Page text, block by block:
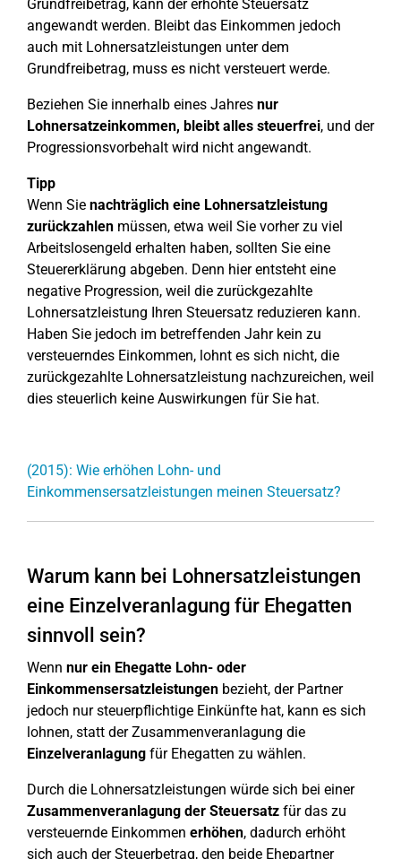
Grundfreibetrag, kann der erhöhte Steuersatz
angewandt werden. Bleibt das Einkommen jedoch
auch mit Lohnersatzleistungen unter dem
Grundfreibetrag, muss es nicht versteuert werde.
Beziehen Sie innerhalb eines Jahres nur
Lohnersatzeinkommen, bleibt alles steuerfrei, und der
Progressionsvorbehalt wird nicht angewandt.
Tipp
Wenn Sie nachträglich eine Lohnersatzleistung
zurückzahlen müssen, etwa weil Sie vorher zu viel
Arbeitslosengeld erhalten haben, sollten Sie eine
Steuererklärung abgeben. Denn hier entsteht eine
negative Progression, weil die zurückgezahlte
Lohnersatzleistung Ihren Steuersatz reduzieren kann.
Haben Sie jedoch im betreffenden Jahr kein zu
versteuerndes Einkommen, lohnt es sich nicht, die
zurückgezahlte Lohnersatzleistung nachzureichen, weil
dies steuerlich keine Auswirkungen für Sie hat.
(2015): Wie erhöhen Lohn- und
Einkommensersatzleistungen meinen Steuersatz?
Warum kann bei Lohnersatzleistungen
eine Einzelveranlagung für Ehegatten
sinnvoll sein?
Wenn nur ein Ehegatte Lohn- oder
Einkommensersatzleistungen bezieht, der Partner
jedoch nur steuerpflichtige Einkünfte hat, kann es sich
lohnen, statt der Zusammenveranlagung die
Einzelveranlagung für Ehegatten zu wählen.
Durch die Lohnersatzleistungen würde sich bei einer
Zusammenveranlagung der Steuersatz für das zu
versteuernde Einkommen erhöhen, dadurch erhöht
sich auch der Steuerbetrag, den beide Ehepartner